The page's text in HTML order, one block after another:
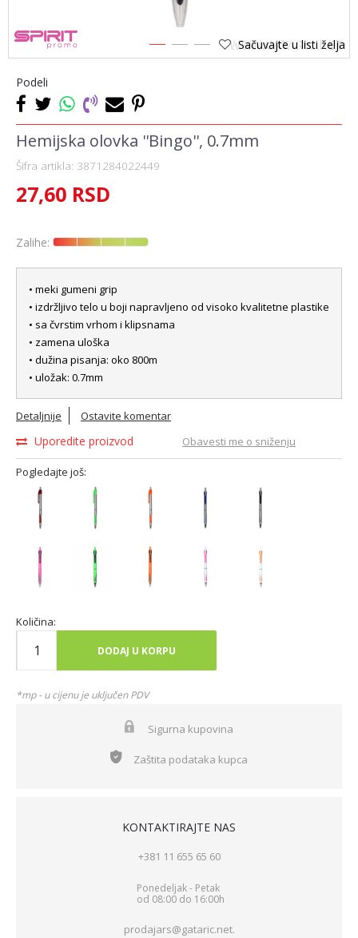
1 2 3 Sačuvajte u listi želja
Podeli
Hemijska olovka ''Bingo'', 0.7mm
Šifra artikla: 3871284022449
27,60 RSD
Zalihe:
• meki gumeni grip
• izdržljivo telo u boji napravljeno od visoko kvalitetne plastike
• sa čvrstim vrhom i klipsnama
• zamena uloška
• dužina pisanja: oko 800m
• uložak: 0.7mm
Detaljnije Ostavite komentar
Uporedite proizvod Obavesti me o sniženju
Pogledajte još:
Količina:
DODAJ U KORPU
*mp - u cijenu je uključen PDV
Sigurna kupovina
Zaštita podataka kupca
KONTAKTIRAJTE NAS
+381 11 655 65 60
Ponedeljak - Petak
od 08:00 do 16:00h
prodajars@gataric.net.